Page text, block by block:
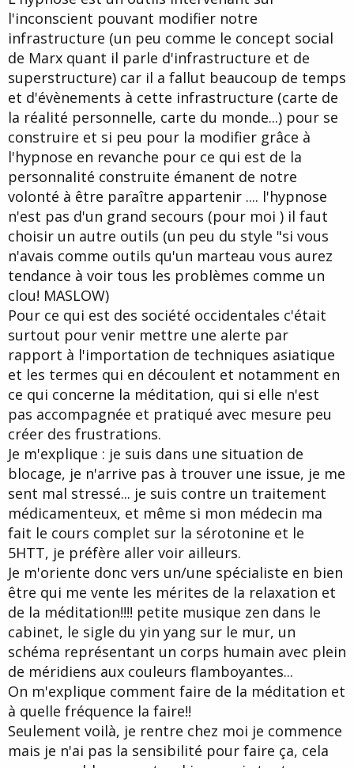
l'inconscient pouvant modifier notre
infrastructure (un peu comme le concept social
de Marx quant il parle d'infrastructure et de
superstructure) car il a fallut beaucoup de temps
et d'évènements à cette infrastructure (carte de
la réalité personnelle, carte du monde...) pour se
construire et si peu pour la modifier grâce à
l'hypnose en revanche pour ce qui est de la
personnalité construite émanent de notre
volonté à être paraître appartenir .... l'hypnose
n'est pas d'un grand secours (pour moi ) il faut
choisir un autre outils (un peu du style "si vous
n'avais comme outils qu'un marteau vous aurez
tendance à voir tous les problèmes comme un
clou! MASLOW)
Pour ce qui est des société occidentales c'était
surtout pour venir mettre une alerte par
rapport à l'importation de techniques asiatique
et les termes qui en découlent et notamment en
ce qui concerne la méditation, qui si elle n'est
pas accompagnée et pratiqué avec mesure peu
créer des frustrations.
Je m'explique : je suis dans une situation de
blocage, je n'arrive pas à trouver une issue, je me
sent mal stressé... je suis contre un traitement
médicamenteux, et même si mon médecin ma
fait le cours complet sur la sérotonine et le
5HTT, je préfère aller voir ailleurs.
Je m'oriente donc vers un/une spécialiste en bien
être qui me vente les mérites de la relaxation et
de la méditation!!!! petite musique zen dans le
cabinet, le sigle du yin yang sur le mur, un
schéma représentant un corps humain avec plein
de méridiens aux couleurs flamboyantes...
On m'explique comment faire de la méditation et
à quelle fréquence la faire!!
Seulement voilà, je rentre chez moi je commence
mais je n'ai pas la sensibilité pour faire ça, cela